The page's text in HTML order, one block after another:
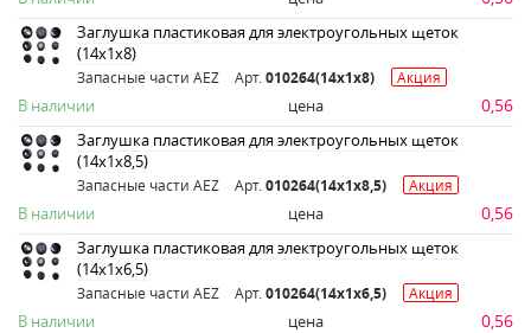
Заглушка пластиковая для электроугольных щеток
(14х1х8)
Запасные части AEZ Арт. 010264(14х1х8) Акция
В наличии цена 0,56
Заглушка пластиковая для электроугольных щеток
(14х1х8,5)
Запасные части AEZ Арт. 010264(14х1х8,5) Акция
В наличии цена 0,56
Заглушка пластиковая для электроугольных щеток
(14х1х6,5)
Запасные части AEZ Арт. 010264(14х1х6,5) Акция
В наличии цена 0,56